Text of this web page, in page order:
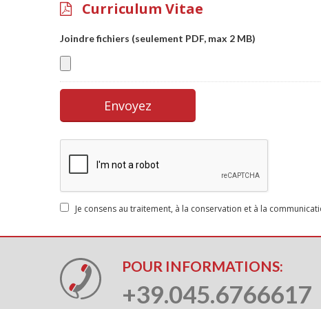
Curriculum Vitae
Joindre fichiers (seulement PDF, max 2 MB)
Je consens au traitement, à la conservation et à la
POUR INFORMATIONS:
+39.045.6766617